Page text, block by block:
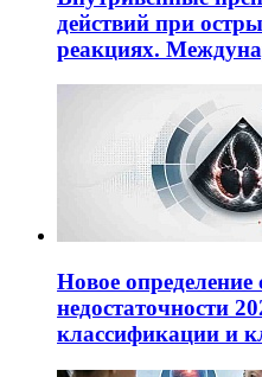
действий при
реакциях.
Новое определение
недостаточности
классификации и